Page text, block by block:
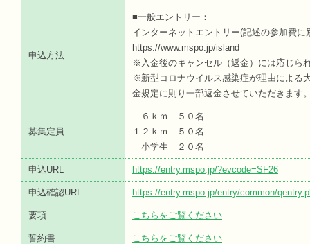
申込方法
■一般エントリー：
インターネットエントリー(記述の参加費
https://www.mspo.jp/island
※入金後のキャンセル（返金）には応じら
※新型コロナウイルス感染症が理由による
金規定に則り一部返金させていただきます
募集定員
６ｋｍ ５０名
１２ｋｍ ５０名
小学生 ２０名
申込URL https://entry.mspo.jp/?evcode=SF26
申込確認URL https://entry.mspo.jp/entry/common/
要項 こちらをご覧ください
誓約書 こちらをご覧ください